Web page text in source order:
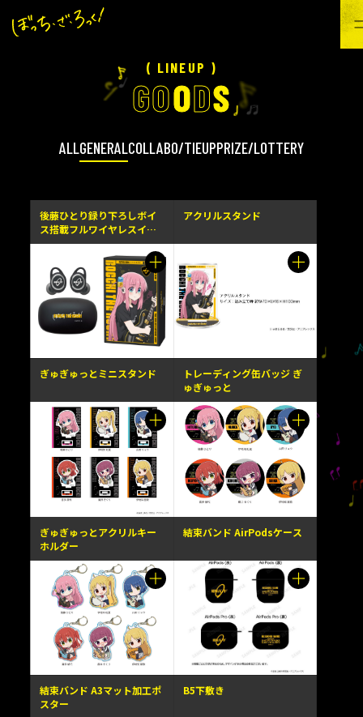
( LINEUP )
GOODS
ALLGENERALCOLLABO/TIEUPPRIZE/LOTTERY
後藤ひとり録り下ろしボイ
ス搭載フルワイヤレスイヤ
ホン
アクリルスタンド
ぎゅぎゅっとミニスタンド
トレーディング缶バッジ ぎ
ゅぎゅっと
ぎゅぎゅっとアクリルキー
ホルダー
結束バンド AirPodsケース
結束バンド A3マット加工ポ
スター
B5下敷き